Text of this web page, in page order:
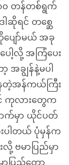
၀ တန်တစ်ရွက်
ရင် တစ္ဆေ
ျော်မယ် အခု
ါ့လို့ ​အကြံပေး
ချွန်နဲ့မပါ
အန်ကယ်ကြီး
င် ကုလားတွေက
က်မှာ ယိုင်ပတ်
ပါတယ် ပုံမှန်က
ဗမာပြည်မှာ